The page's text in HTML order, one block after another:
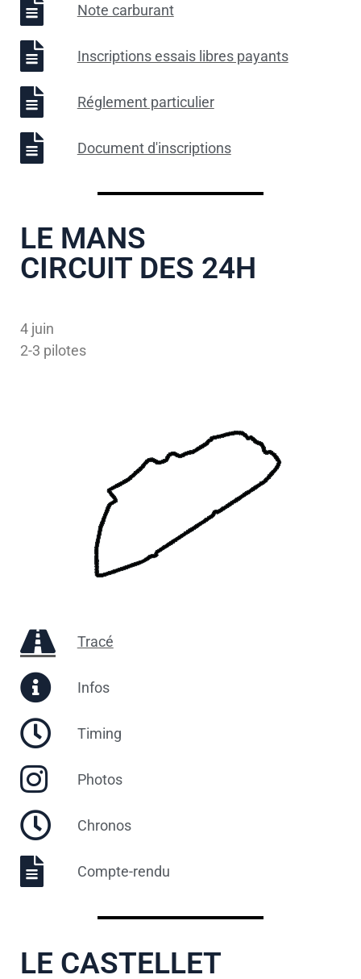
Note carburant
Inscriptions essais libres payants
Réglement particulier
Document d'inscriptions
LE MANS
CIRCUIT DES 24H
4 juin
2-3 pilotes
Tracé
Infos
Timing
Photos
Chronos
Compte-rendu
LE CASTELLET